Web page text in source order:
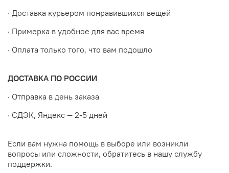
· Доставка курьером понравившихся вещей
· Примерка в удобное для вас время
· Оплата только того, что вам подошло
ДОСТАВКА ПО РОССИИ
· Отправка в день заказа
· СДЭК, Яндекс — 2-5 дней
Если вам нужна помощь в выборе или возникли
вопросы или сложности, обратитесь в нашу службу
поддержки.